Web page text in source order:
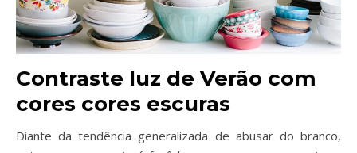
Contraste luz de Verão com
cores cores escuras
Diante da tendência generalizada de abusar do branco,